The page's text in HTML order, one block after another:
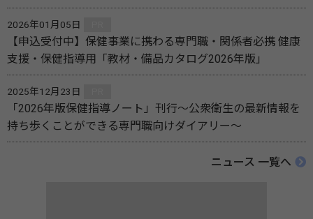
2026年01月05日
【申込受付中】保健事業に携わる専門職・関係者必携 健康
支援・保健指導用「教材・備品カタログ2026年版」
2025年12月23日
「2026年版保健指導ノート」刊行～公衆衛生の最新情報を
持ち歩くことができる専門職向けダイアリー～
ニュース 一覧へ